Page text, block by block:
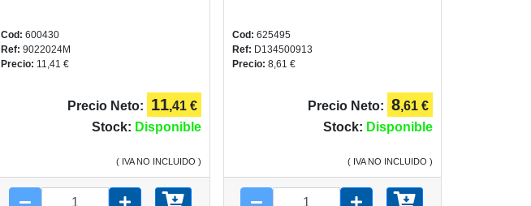
Cod: 600430
Ref: 9022024M
Precio: 11,41 €
Precio Neto: 11,41 €
Stock: Disponible
( IVA NO INCLUIDO )
Cod: 625495
Ref: D134500913
Precio: 8,61 €
Precio Neto: 8,61 €
Stock: Disponible
( IVA NO INCLUIDO )